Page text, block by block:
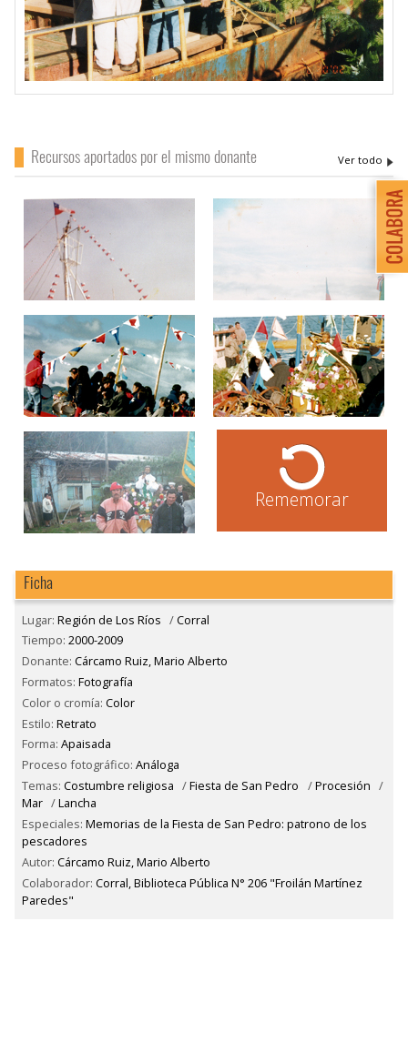
Recursos aportados por el mismo donante
Rememorar
Ficha
Lugar: Región de Los Ríos /Corral
Tiempo: 2000-2009
Donante: Cárcamo Ruiz, Mario Alberto
Formatos: Fotografía
Color o cromía: Color
Estilo: Retrato
Forma: Apaisada
Proceso fotográfico: Análoga
Temas: Costumbre religiosa /Fiesta de San Pedro /Procesión /
Mar /Lancha
Especiales: Memorias de la Fiesta de San Pedro: patrono de los
pescadores
Autor: Cárcamo Ruiz, Mario Alberto
Colaborador: Corral, Biblioteca Pública N° 206 "Froilán Martínez
Paredes"